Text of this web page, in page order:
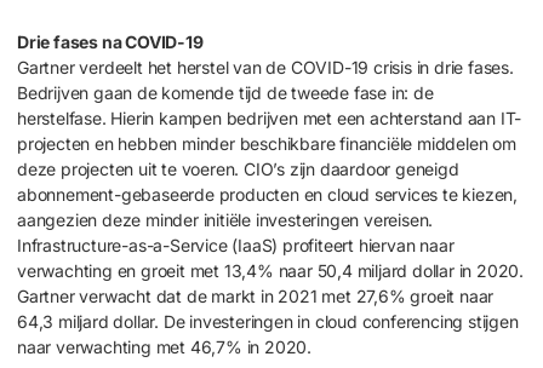
Drie fases na COVID-19
Gartner verdeelt het herstel van de COVID-19 crisis in drie fases.
Bedrijven gaan de komende tijd de tweede fase in: de
herstelfase. Hierin kampen bedrijven met een achterstand aan IT-
projecten en hebben minder beschikbare financiële middelen om
deze projecten uit te voeren. CIO’s zijn daardoor geneigd
abonnement-gebaseerde producten en cloud services te kiezen,
aangezien deze minder initiële investeringen vereisen.
Infrastructure-as-a-Service (IaaS) profiteert hiervan naar
verwachting en groeit met 13,4% naar 50,4 miljard dollar in 2020.
Gartner verwacht dat de markt in 2021 met 27,6% groeit naar
64,3 miljard dollar. De investeringen in cloud conferencing stijgen
naar verwachting met 46,7% in 2020.